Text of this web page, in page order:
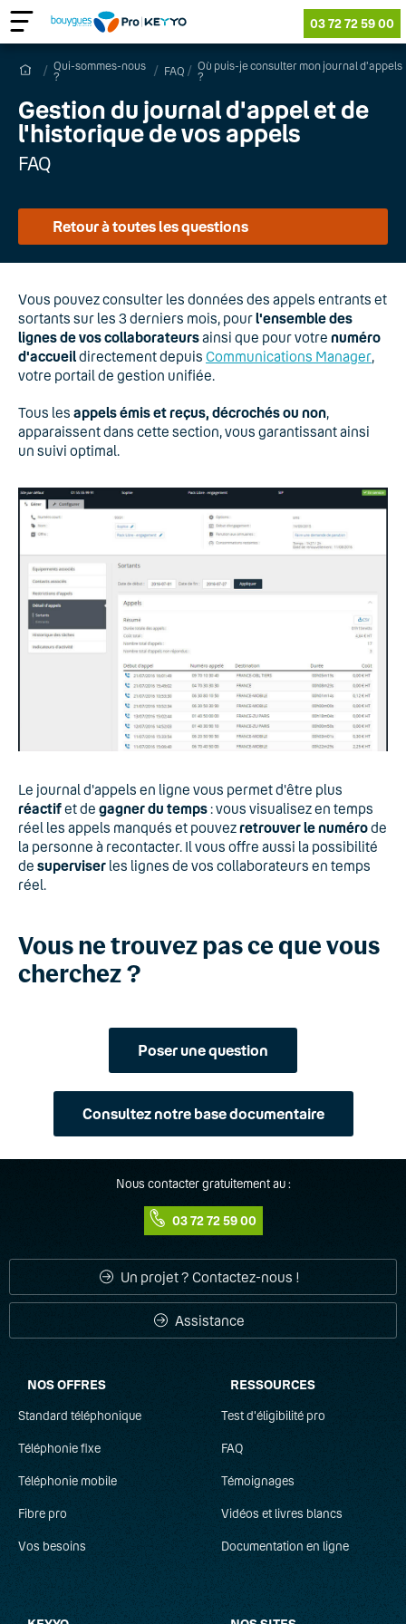
03 72 72 59 00
Qui-sommes-nous
?
FAQ
Où puis-je consulter mon journal d'appels
?
Gestion du journal d'appel et de
l'historique de vos appels
FAQ
Retour à toutes les questions
Vous pouvez consulter les données des appels entrants et
sortants sur les 3 derniers mois, pourl'ensemble des
lignes de vos collaborateursainsi que pour votre numéro
d'accueildirectement depuis Communications Manager,
votre portail de gestion unifiée.
Tous les appels émis et reçus, décrochés ou non,
apparaissent dans cette section, vous garantissant ainsi
un suivi optimal.
Le journal d'appels en ligne vous permet d'être plus
réactifet de gagner du temps: vous visualisez en temps
réel les appels manqués et pouvezretrouver le numérode
la personne à recontacter. Il vous offre aussi la possibilité
de superviser les lignes de vos collaborateurs en temps
réel.
Vous ne trouvez pas ce que vous
cherchez ?
Poser une question
Consultez notre base documentaire
Nous contacter gratuitement au :
03 72 72 59 00
Un projet ? Contactez-nous !
Assistance
NOS OFFRES
Standard téléphonique
Téléphonie fixe
Téléphonie mobile
Fibre pro
Vos besoins
RESSOURCES
Test d'éligibilité pro
FAQ
Témoignages
Vidéos et livres blancs
Documentation en ligne